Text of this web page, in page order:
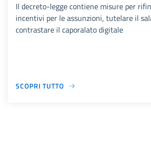
Il decreto-legge contiene misure per
incentivi per le assunzioni, tutelare il
contrastare il caporalato digitale
SCOPRI TUTTO